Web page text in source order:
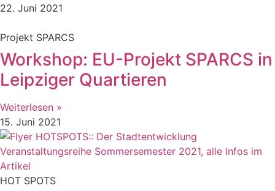
22. Juni 2021
Projekt SPARCS
Workshop: EU-Projekt SPARCS in
Leipziger Quartieren
Weiterlesen »
15. Juni 2021
HOT SPOTS